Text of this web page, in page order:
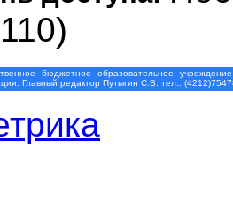
бюджетное образовательное
Главный редактор Путыгин С.В. тел.: